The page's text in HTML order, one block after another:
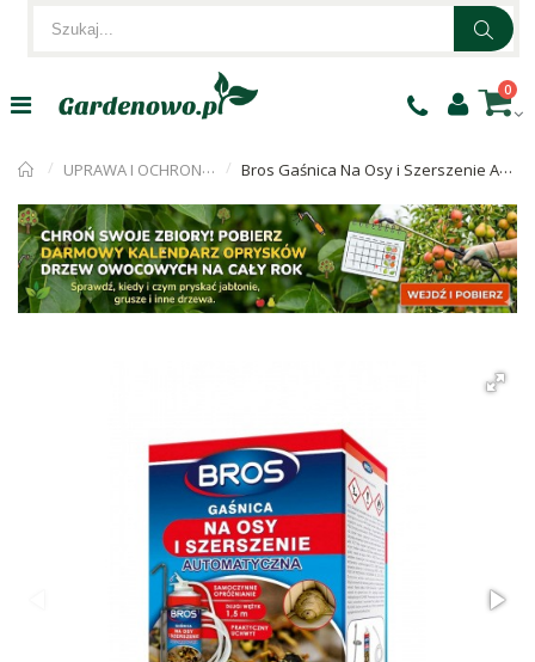
0
UPRAWA I OCHRONA ROŚLIN Bros Gaśnica Na Osy i Szerszenie Automatyczna